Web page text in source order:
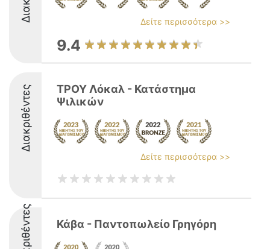
Δείτε περισσότερα >>
9.4
Διακριθέντες
ΤΡΟΥ Λόκαλ - Κατάστημα
Ψιλικών
Δείτε περισσότερα >>
Κάβα - Παντοπωλείο Γρηγόρη